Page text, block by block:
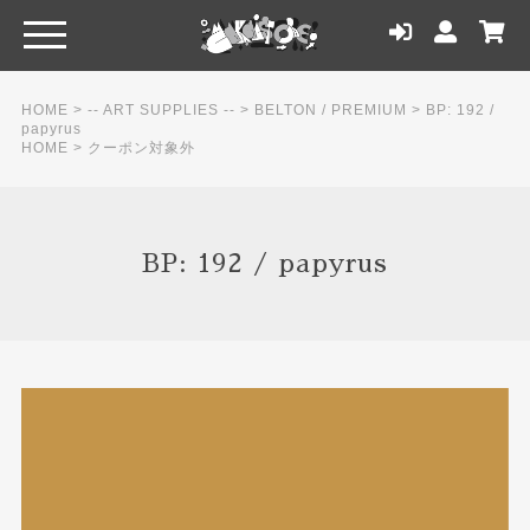
HOME > -- ART SUPPLIES -- > BELTON / PREMIUM > BP: 192 /
papyrus
HOME > クーポン対象外
BP: 192 / papyrus